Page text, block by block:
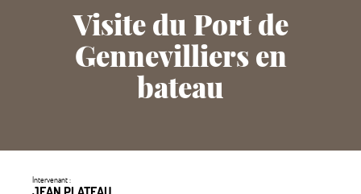
Visite du Port de
Gennevilliers en
bateau
Intervenant :